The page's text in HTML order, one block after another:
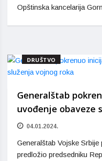
Opštinska kancelarija
DRUŠTVO
Generalštab
uvođenje obaveze
04.01.2024.
Generalštab Vojske
predložio predsedniku